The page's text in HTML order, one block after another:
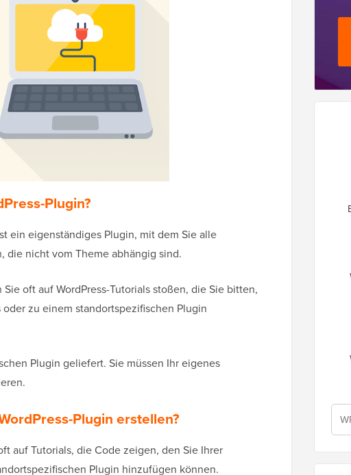
Plugin?
ein eigenständiges Plugin, mit dem Sie alle
die nicht vom Theme abhängig sind.
oft auf WordPress-Tutorials stoßen, die Sie bitten,
zu einem standortspezifischen Plugin
Plugin geliefert. Sie müssen Ihr eigenes
Plugin erstellen?
auf Tutorials, die Code zeigen, den Sie Ihrer
Plugin hinzufügen können.